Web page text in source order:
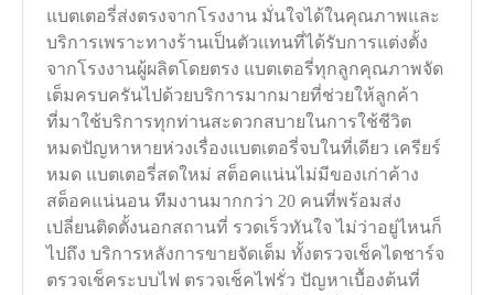
แบตเตอรี่ส่งตรงจากโรงงาน มั่นใจได้ในคุณภาพและ
บริการเพราะทางร้านเป็นตัวแทนที่ได้รับการแต่งตั้ง
จากโรงงานผู้ผลิตโดยตรง แบตเตอรี่ทุกลูกคุณภาพจัด
เต็มครบครันไปด้วยบริการมากมายที่ช่วยให้ลูกค้า
ที่มาใช้บริการทุกท่านสะดวกสบายในการใช้ชีวิต
หมดปัญหาหายห่วงเรื่องแบตเตอรี่จบในที่เดียว เครียร์
หมด แบตเตอรี่สดใหม่ สต็อคแน่นไม่มีของเก่าค้าง
สต็อคแน่นอน ทีมงานมากกว่า 20 คนที่พร้อมส่ง
เปลี่ยนติดตั้งนอกสถานที่ รวดเร็วทันใจ ไม่ว่าอยู่ไหนก็
ไปถึง บริการหลังการขายจัดเต็ม ทั้งตรวจเช็คไดชาร์จ
ตรวจเช็คระบบไฟ ตรวจเช็คไฟรั่ว ปัญหาเบื้องต้นที่